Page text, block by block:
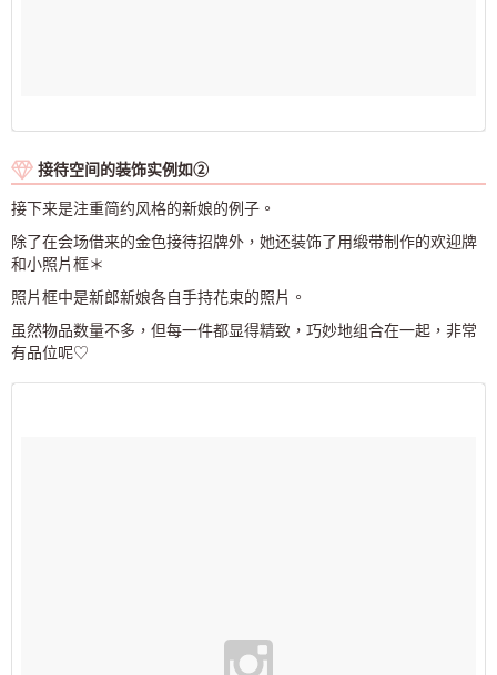
接待空间的装饰实例如②
接下来是注重简约风格的新娘的例子。
除了在会场借来的金色接待招牌外，她还装饰了用缎带制作的欢迎牌
和小照片框＊
照片框中是新郎新娘各自手持花束的照片。
虽然物品数量不多，但每一件都显得精致，巧妙地组合在一起，非常
有品位呢♡